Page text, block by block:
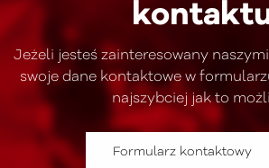
Jeżeli jesteś zainteresowany
swoje dane kontaktowe w
najszybciej jak to
Formularz kontaktowy